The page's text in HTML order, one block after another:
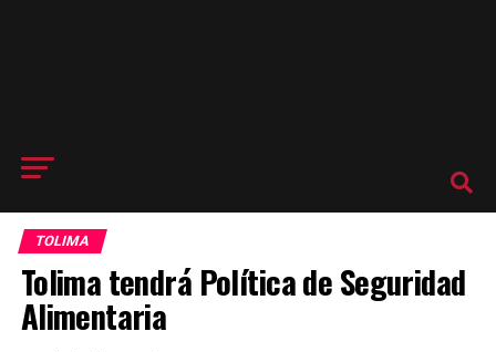
TOLIMA
Tolima tendrá Política de Seguridad
Alimentaria